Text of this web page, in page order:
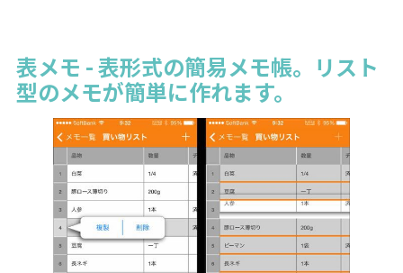
表メモ - 表形式の簡易メモ帳。リスト
型のメモが簡単に作れます。